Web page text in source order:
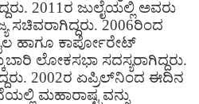
2011ರ ಜುಲೈಯಲ್ಲಿ ಅವರು
ಸಚಿವರಾಗಿದ್ದರು. 2006ರಿಂದ
ಹಾಗೂ ಕಾರ್ಪೋರೇಟ್
ಲೋಕಸಭಾ ಸದಸ್ಯರಾಗಿದ್ದರು.
2002ರ ಏಪ್ರಿಲ್​ನಿಂದ ಈದಿನ
ಮಹಾರಾಷ್ಟ್ರವನ್ನು